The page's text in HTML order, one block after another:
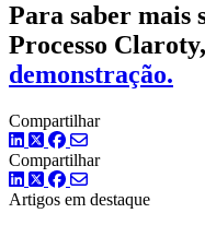
Para saber mais
Processo Claroty,
demonstração.
Compartilhar
LinkedIn
TwitterFacebook
Compartilhar
LinkedIn
TwitterFacebook
Artigos em destaque